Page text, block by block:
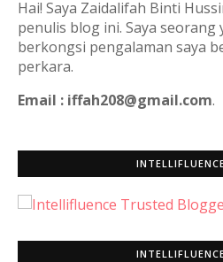
Hai! Saya Zaidalifah Binti
penulis blog ini. Saya seorang
berkongsi pengalaman saya
perkara.
Email : iffah208@gmail.com.